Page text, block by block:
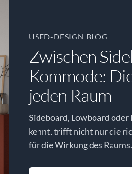
USED-DESIGN BLOG
Zwischen
Kommode:
jeden Raum
Sideboard, Lowboard
kennt, trifft nicht nur die
für die Wirkung des